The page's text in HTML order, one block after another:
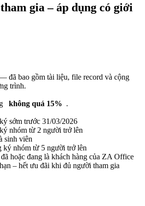
gia – áp dụng có giới
đã bao gồm tài liệu, file record và cộng
trình.
không quá 15% .
sớm trước 31/03/2026
nhóm từ 2 người trở lên
sinh viên
ký nhóm từ 5 người trở lên
hoặc đang là khách hàng của ZA Office
– hết ưu đãi khi đủ người tham gia